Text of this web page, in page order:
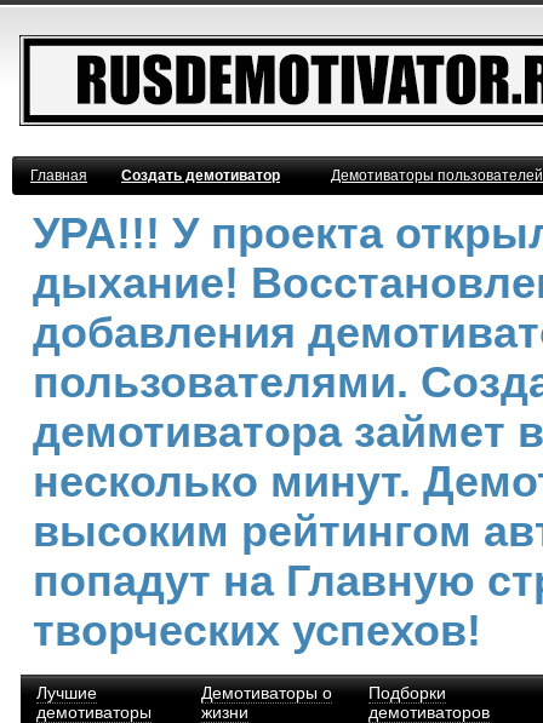
Главная Создать демотиватор Демотиваторы
УРА!!! У проекта
дыхание!
добавления
пользователями.
демотиватора займет
несколько минут.
высоким рейтингом
попадут на Главную
творческих успехов!
Лучшие
демотиваторы
Демотиваторы о
жизни
Подборки
демотиваторов